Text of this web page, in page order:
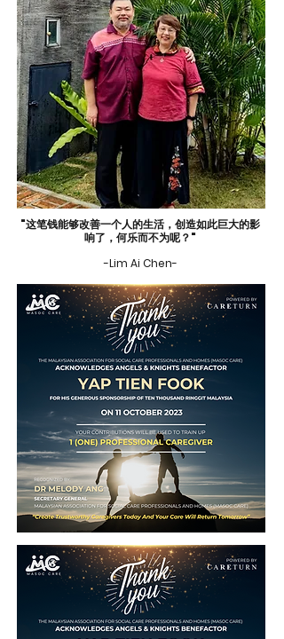
"这笔钱能够改善一个人的生活，创造如此巨大的影
响了，何乐而不为呢？"
-Lim Ai Chen-